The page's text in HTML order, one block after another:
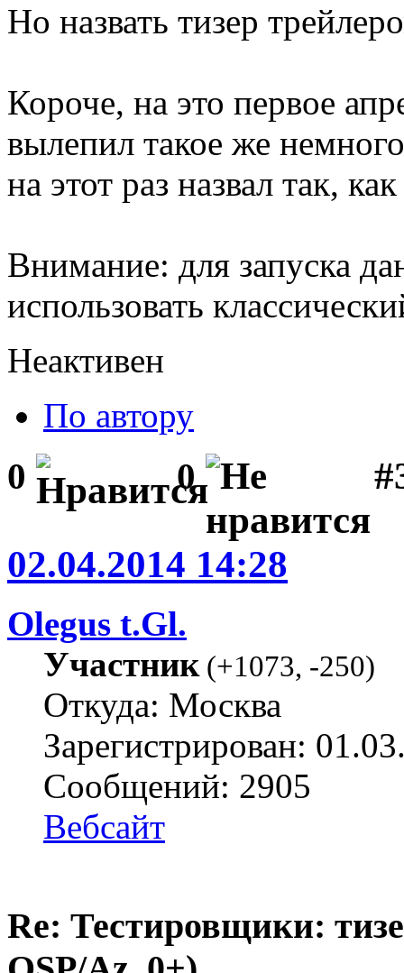
Но назвать тизер
Короче, на это первое
вылепил такое же
на этот раз назвал так,
Внимание: для запуска
использовать
Неактивен
По автору
0 0
02.04.2014 14:28
Olegus t.Gl.
Участник(+1073, -250)
Откуда: Москва
Зарегистрирован:
Сообщений: 2905
Вебсайт
Re: Тестировщики: